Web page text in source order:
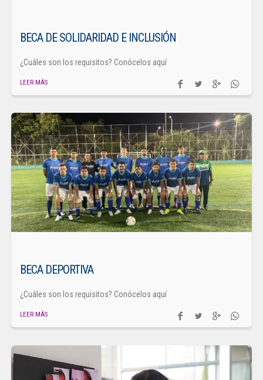
BECA DE SOLIDARIDAD E INCLUSIÓN
¿Cuáles son los requisitos? Conócelos aquí
LEER MÁS
BECA DEPORTIVA
¿Cuáles son los requisitos? Conócelos aquí
LEER MÁS